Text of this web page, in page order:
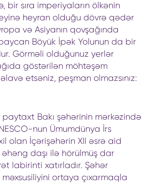
bir sıra imperiyaların ölkənin
heyran olduğu dövrə qədər
və Asiyanın qovşağında
Böyük İpək Yolunun da bir
Görməli olduğunuz yerlər
göstərilən möhtəşəm
etsəniz, peşman olmazsınız:
paytaxt Bakı şəhərinin mərkəzində
nun Ümumdünya İrs
olan İçərişəhərin XII əsrə aid
daşı ilə hörülmüş dar
labirinti xatırladır. Şəhər
məxsusiliyini ortaya çıxarmaqla